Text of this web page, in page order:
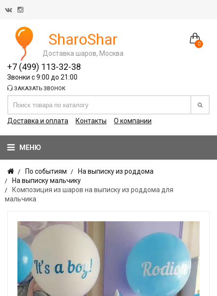
0
SharoShar
Доставка шаров, Москва
+7 (499) 113-32-38
Звонки с 9:00 до 21:00
ЗАКАЗАТЬ ЗВОНОК
Доставка и оплата Контакты О компании
МЕНЮ
По событиям
На выписку из роддома
На выписку мальчику
Композиция из шаров на выписку из роддома для
мальчика